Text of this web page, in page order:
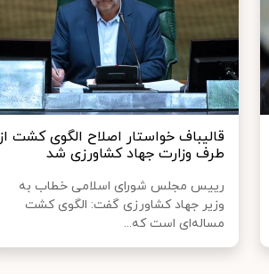
قالیباف خواستار اصلاح الگوی کشت از
طرف وزارت جهاد کشاورزی شد
رییس مجلس شورای اسلامی خطاب به
وزیر جهاد کشاورزی گفت: الگوی کشت
مساله‌ای است که...